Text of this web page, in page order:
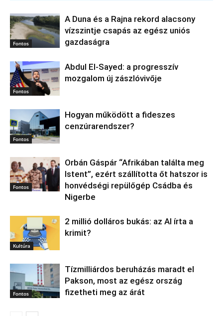
Fontos
A Duna és a Rajna rekord alacsony
vízszintje csapás az egész uniós
gazdaságra
Fontos
Abdul El‑Sayed: a progresszív
mozgalom új zászlóvivője
Fontos
Hogyan működött a fideszes
cenzúrarendszer?
Fontos
Orbán Gáspár “Afrikában találta meg
Istent”, ezért szállította őt hatszor is
honvédségi repülőgép Csádba és
Nigerbe
Kultúra
2 millió dolláros bukás: az AI írta a
krimit?
Fontos
Tízmilliárdos beruházás maradt el
Pakson, most az egész ország
fizetheti meg az árát